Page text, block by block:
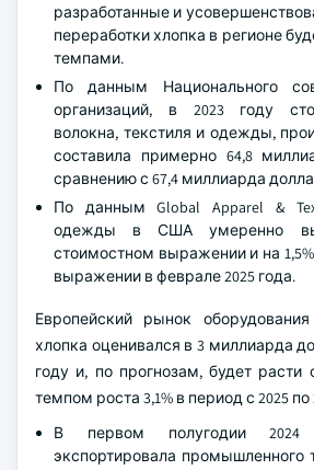
разработанные и
переработки хлопка в регионе
темпами.
По данным Национального
организаций, в 2023 году
волокна, текстиля и одежды,
составила примерно 64,8
сравнению с 67,4 миллиарда
По данным Global Apparel &
одежды в США умеренно
стоимостном выражении и на
выражении в феврале 2025 года.
Европейский рынок
хлопка оценивался в 3 миллиарда
году и, по прогнозам, будет расти
темпом роста 3,1% в период с 2025 по
В первом полугодии 2024
экспортировала промышленного